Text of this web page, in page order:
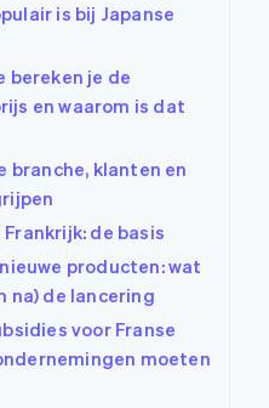
is bij Japanse
bereken je de
en waarom is dat
branche, klanten en
de basis
producten: wat
na) de lancering
voor Franse
moeten